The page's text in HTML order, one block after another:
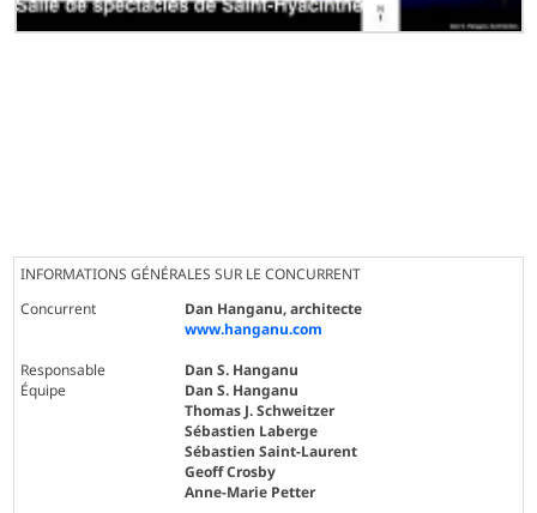
INFORMATIONS GÉNÉRALES SUR LE CONCURRENT
Concurrent
Dan Hanganu, architecte
www.hanganu.com
Responsable
Dan S. Hanganu
Équipe
Dan S. Hanganu
Thomas J. Schweitzer
Sébastien Laberge
Sébastien Saint-Laurent
Geoff Crosby
Anne-Marie Petter